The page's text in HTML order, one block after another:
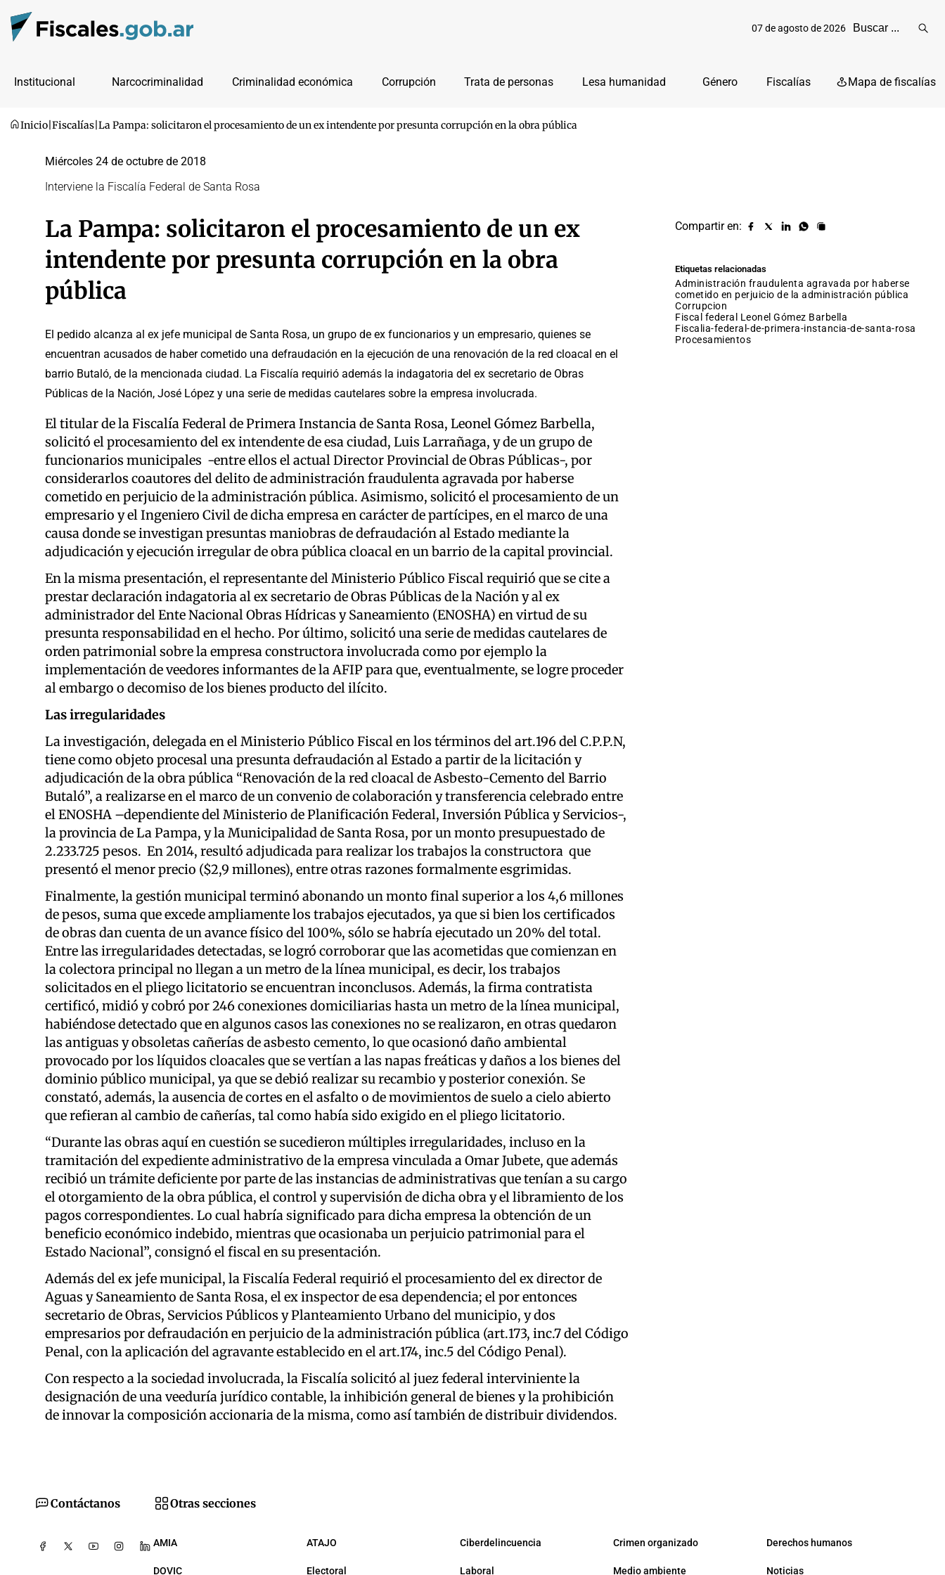
07 de agosto de 2026
Institucional Narcocriminalidad Criminalidad económica Corrupción Trata de personas Lesa humanidad Género Fiscalías Mapa de fiscalías
Inicio Fiscalías La Pampa: solicitaron el procesamiento de un ex intendente por presunta corrupción en la obra pública
Miércoles 24 de octubre de 2018
Interviene la Fiscalía Federal de Santa Rosa
La Pampa: solicitaron el procesamiento de un ex
intendente por presunta corrupción en la obra
pública
El pedido alcanza al ex jefe municipal de Santa Rosa, un grupo de ex funcionarios y un empresario, quienes se
encuentran acusados de haber cometido una defraudación en la ejecución de una renovación de la red cloacal en el
barrio Butaló, de la mencionada ciudad. La Fiscalía requirió además la indagatoria del ex secretario de Obras
Públicas de la Nación, José López y una serie de medidas cautelares sobre la empresa involucrada.
El titular de la Fiscalía Federal de Primera Instancia de Santa Rosa, Leonel Gómez Barbella,
solicitó el procesamiento del ex intendente de esa ciudad, Luis Larrañaga, y de un grupo de
funcionarios municipales -entre ellos el actual Director Provincial de Obras Públicas-, por
considerarlos coautores del delito de administración fraudulenta agravada por haberse
cometido en perjuicio de la administración pública. Asimismo, solicitó el procesamiento de un
empresario y el Ingeniero Civil de dicha empresa en carácter de partícipes, en el marco de una
causa donde se investigan presuntas maniobras de defraudación al Estado mediante la
adjudicación y ejecución irregular de obra pública cloacal en un barrio de la capital provincial.
En la misma presentación, el representante del Ministerio Público Fiscal requirió que se cite a
prestar declaración indagatoria al ex secretario de Obras Públicas de la Nación y al ex
administrador del Ente Nacional Obras Hídricas y Saneamiento (ENOSHA) en virtud de su
presunta responsabilidad en el hecho. Por último, solicitó una serie de medidas cautelares de
orden patrimonial sobre la empresa constructora involucrada como por ejemplo la
implementación de veedores informantes de la AFIP para que, eventualmente, se logre proceder
al embargo o decomiso de los bienes producto del ilícito.
Las irregularidades
La investigación, delegada en el Ministerio Público Fiscal en los términos del art.196 del C.P.P.N,
tiene como objeto procesal una presunta defraudación al Estado a partir de la licitación y
adjudicación de la obra pública “Renovación de la red cloacal de Asbesto-Cemento del Barrio
Butaló”, a realizarse en el marco de un convenio de colaboración y transferencia celebrado entre
el ENOSHA –dependiente del Ministerio de Planificación Federal, Inversión Pública y Servicios-,
la provincia de La Pampa, y la Municipalidad de Santa Rosa, por un monto presupuestado de
2.233.725 pesos. En 2014, resultó adjudicada para realizar los trabajos la constructora que
presentó el menor precio ($2,9 millones), entre otras razones formalmente esgrimidas.
Finalmente, la gestión municipal terminó abonando un monto final superior a los 4,6 millones
de pesos, suma que excede ampliamente los trabajos ejecutados, ya que si bien los certificados
de obras dan cuenta de un avance físico del 100%, sólo se habría ejecutado un 20% del total.
Entre las irregularidades detectadas, se logró corroborar que las acometidas que comienzan en
la colectora principal no llegan a un metro de la línea municipal, es decir, los trabajos
solicitados en el pliego licitatorio se encuentran inconclusos. Además, la firma contratista
certificó, midió y cobró por 246 conexiones domiciliarias hasta un metro de la línea municipal,
habiéndose detectado que en algunos casos las conexiones no se realizaron, en otras quedaron
las antiguas y obsoletas cañerías de asbesto cemento, lo que ocasionó daño ambiental
provocado por los líquidos cloacales que se vertían a las napas freáticas y daños a los bienes del
dominio público municipal, ya que se debió realizar su recambio y posterior conexión. Se
constató, además, la ausencia de cortes en el asfalto o de movimientos de suelo a cielo abierto
que refieran al cambio de cañerías, tal como había sido exigido en el pliego licitatorio.
“Durante las obras aquí en cuestión se sucedieron múltiples irregularidades, incluso en la
tramitación del expediente administrativo de la empresa vinculada a Omar Jubete, que además
recibió un trámite deficiente por parte de las instancias de administrativas que tenían a su cargo
el otorgamiento de la obra pública, el control y supervisión de dicha obra y el libramiento de los
pagos correspondientes. Lo cual habría significado para dicha empresa la obtención de un
beneficio económico indebido, mientras que ocasionaba un perjuicio patrimonial para el
Estado Nacional”, consignó el fiscal en su presentación.
Además del ex jefe municipal, la Fiscalía Federal requirió el procesamiento del ex director de
Aguas y Saneamiento de Santa Rosa, el ex inspector de esa dependencia; el por entonces
secretario de Obras, Servicios Públicos y Planteamiento Urbano del municipio, y dos
empresarios por defraudación en perjuicio de la administración pública (art.173, inc.7 del Código
Penal, con la aplicación del agravante establecido en el art.174, inc.5 del Código Penal).
Con respecto a la sociedad involucrada, la Fiscalía solicitó al juez federal interviniente la
designación de una veeduría jurídico contable, la inhibición general de bienes y la prohibición
de innovar la composición accionaria de la misma, como así también de distribuir dividendos.
Compartir en:
Compartir
Compartir
Compartir
Compartir
Copiar
Etiquetas relacionadas
administración fraudulenta agravada por haberse
cometido en perjuicio de la administración pública
corrupcion
fiscal federal Leonel Gómez Barbella
fiscalia-federal-de-primera-instancia-de-santa-rosa
procesamientos
Contáctanos Otras secciones
AMIA ATAJO Ciberdelincuencia Crimen organizado Derechos humanos
DOVIC Electoral Laboral Medio ambiente Noticias